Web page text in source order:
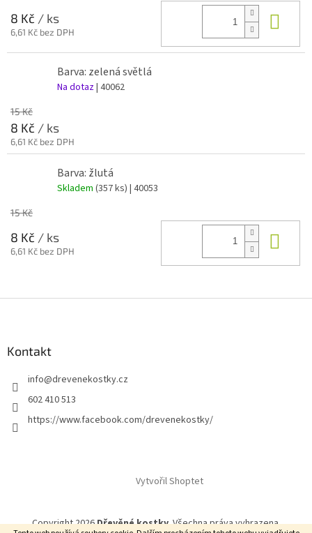
8 Kč / ks
6,61 Kč bez DPH
Barva: zelená světlá
Na dotaz| 40062
15 Kč
8 Kč / ks
6,61 Kč bez DPH
Barva: žlutá
Skladem (357 ks) | 40053
15 Kč
8 Kč / ks
6,61 Kč bez DPH
Kontakt
info@drevenekostky.cz
602 410 513
https://www.facebook.com/drevenekostky/
Vytvořil Shoptet
Copyright 2026Dřevěné kostky. Všechna práva vyhrazena.